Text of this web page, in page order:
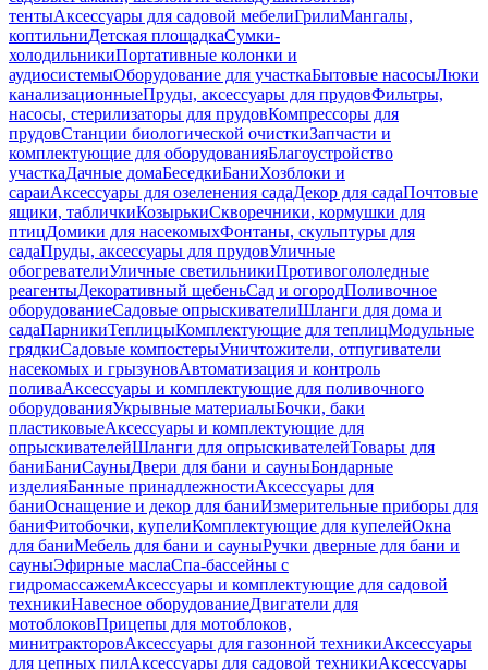
тентыАксессуары для садовой мебелиГрилиМангалы,
коптильниДетская площадкаСумки-
холодильникиПортативные колонки и
аудиосистемыОборудование для участкаБытовые насосыЛюки
канализационныеПруды, аксессуары для прудовФильтры,
насосы, стерилизаторы для прудовКомпрессоры для
прудовСтанции биологической очисткиЗапчасти и
комплектующие для оборудованияБлагоустройство
участкаДачные домаБеседкиБаниХозблоки и
сараиАксессуары для озеленения садаДекор для садаПочтовые
ящики, табличкиКозырькиСкворечники, кормушки для
птицДомики для насекомыхФонтаны, скульптуры для
садаПруды, аксессуары для прудовУличные
обогревателиУличные светильникиПротивогололедные
реагентыДекоративный щебеньСад и огородПоливочное
оборудованиеСадовые опрыскивателиШланги для дома и
садаПарникиТеплицыКомплектующие для теплицМодульные
грядкиСадовые компостерыУничтожители, отпугиватели
насекомых и грызуновАвтоматизация и контроль
поливаАксессуары и комплектующие для поливочного
оборудованияУкрывные материалыБочки, баки
пластиковыеАксессуары и комплектующие для
опрыскивателейШланги для опрыскивателейТовары для
баниБаниСауныДвери для бани и сауныБондарные
изделияБанные принадлежностиАксессуары для
баниОснащение и декор для баниИзмерительные приборы для
баниФитобочки, купелиКомплектующие для купелейОкна
для баниМебель для бани и сауныРучки дверные для бани и
сауныЭфирные маслаСпа-бассейны с
гидромассажемАксессуары и комплектующие для садовой
техникиНавесное оборудованиеДвигатели для
мотоблоковПрицепы для мотоблоков,
минитракторовАксессуары для газонной техникиАксессуары
для цепных пилАксессуары для садовой техникиАксессуары